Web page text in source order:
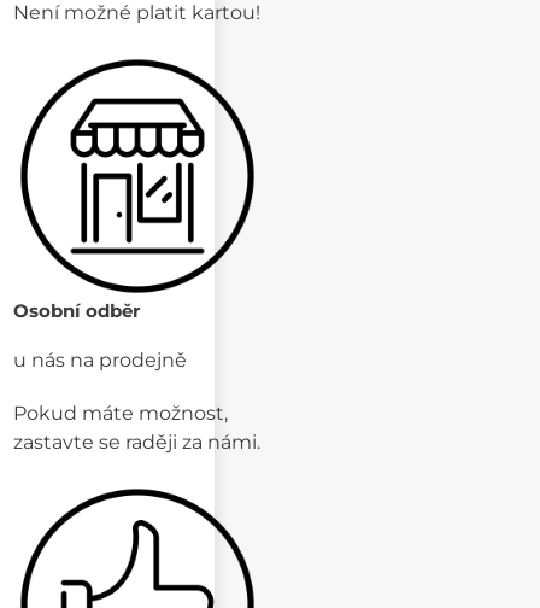
Není možné platit kartou!
Osobní odběr
u nás na prodejně
Pokud máte možnost,
zastavte se raději za námi.